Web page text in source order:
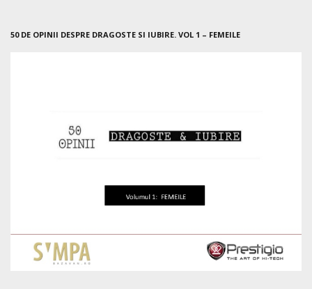
50 DE OPINII DESPRE DRAGOSTE SI IUBIRE. VOL 1 – FEMEILE